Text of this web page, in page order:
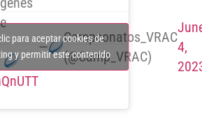
—
Campeonatos_VRAC
(@Camp_VRAC)
4,
para aceptar cookies de
y permitir este contenido